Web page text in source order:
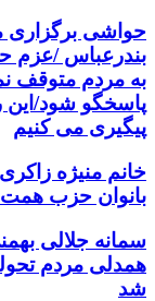
حواشی
بندرعباس /عزم
به مردم متوقف
پاسخگو شود/این
پیگیری می کنیم
خانم منیژه
بانوان حزب
سمانه جلالی
همدلی مردم
شد